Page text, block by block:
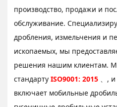
производство, продажи и
обслуживание.
дробления, измельчения и
ископаемых, мы
решения нашим клиентам.
стандартуISO9001: 2015 、,
включает мобильные